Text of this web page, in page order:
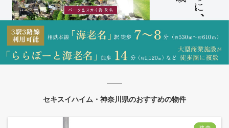
セキスイハイム・神奈川県のおすすめの物件